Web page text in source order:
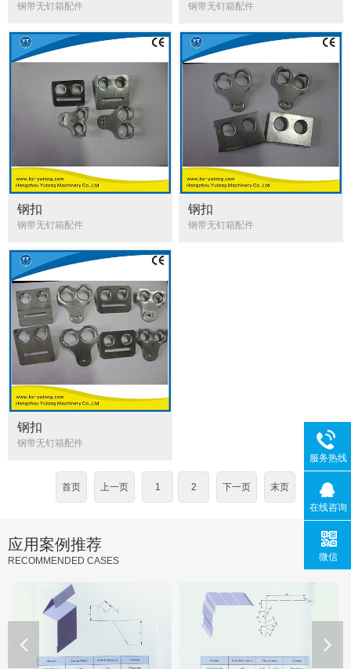
钢带无钉箱配件 钢带无钉箱配件
钢扣
钢带无钉箱配件
钢扣
钢带无钉箱配件
钢扣
钢带无钉箱配件
首页 上一页 1 2 下一页 末页
应用案例推荐
RECOMMENDED CASES
服务热线
在线咨询
微信